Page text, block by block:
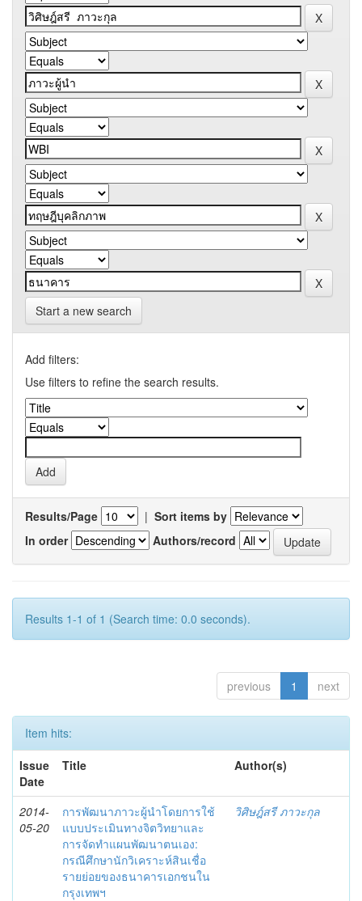
Start a new search
Add filters:
Use filters to refine the search results.
Results/Page | Sort items by
In order
Authors/record
Results 1-1 of 1 (Search time: 0.0 seconds).
previous 1 next
Item hits:
Issue
Date
Title Author(s)
2014-
05-20
การพัฒนาภาวะผู้นำโดยการใช้
แบบประเมินทางจิตวิทยาและ
การจัดทำแผนพัฒนาตนเอง:
กรณีศึกษานักวิเคราะห์สินเชื่อ
รายย่อยของธนาคารเอกชนใน
กรุงเทพฯ
วิศิษฎ์สรี ภาวะกุล